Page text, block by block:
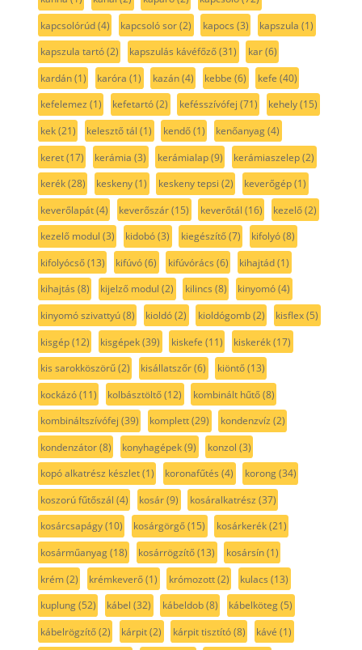
kapcsolórúd(4) kapcsoló sor(2) kapocs (3) kapszula (1)
kapszula tartó(2) kapszulás kávéfőző(31) kar(6)
kardán(1) karóra (1) kazán(4) kebbe (6) kefe (40)
kefelemez (1) kefetartó(2) kefésszívófej (71) kehely(15)
kek(21) kelesztő tál (1) kendő(1) kenőanyag(4)
keret(17) kerámia (3) kerámialap(9) kerámiaszelep(2)
kerék(28) keskeny(1) keskeny tepsi (2) keverőgép(1)
keverőlapát(4) keverőszár(15) keverőtál (16) kezelő(2)
kezelő modul (3) kidobó(3) kiegészítő(7) kifolyó(8)
kifolyócső(13) kifúvó(6) kifúvórács (6) kihajtád(1)
kihajtás (8) kijelző modul (2) kilincs (8) kinyomó(4)
kinyomó szivattyú(8) kioldó(2) kioldógomb(2) kisflex(5)
kisgép(12) kisgépek(39) kiskefe (11) kiskerék(17)
kis sarokköszörű(2) kisállatszőr(6) kiöntő(13)
kockázó(11) kolbásztöltő(12) kombinált hűtő(8)
kombináltszívófej (39) komplett(29) kondenzvíz (2)
kondenzátor(8) konyhagépek(9) konzol (3)
kopó alkatrész készlet(1) koronafűtés (4) korong(34)
koszorú fűtőszál (4) kosár(9) kosáralkatrész (37)
kosárcsapágy(10) kosárgörgő(15) kosárkerék(21)
kosárműanyag(18) kosárrögzítő(13) kosársín(1)
krém(2) krémkeverő(1) krómozott(2) kulacs (13)
kuplung(52) kábel (32) kábeldob(8) kábelköteg(5)
kábelrögzítő(2) kárpit(2) kárpit tisztító(8) kávé (1)